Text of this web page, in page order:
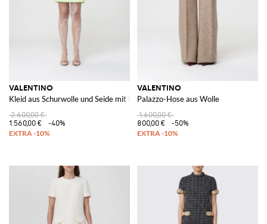
VALENTINO
Kleid aus Schurwolle und Seide mit Federn
2.600,00 €
1.560,00 €
-40%
VALENTINO
Palazzo-Hose aus Wolle
1.600,00 €
800,00 €
-50%